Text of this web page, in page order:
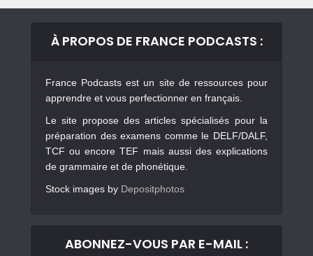
À PROPOS DE FRANCE PODCASTS :
France Podcasts est un site de ressources pour
apprendre et vous perfectionner en français.
Le site propose des articles spécialisés pour la
préparation des examens comme le DELF/DALF,
TCF ou encore TEF mais aussi des explications
de grammaire et de phonétique.
Stock images by Depositphotos
ABONNEZ-VOUS PAR E-MAIL :